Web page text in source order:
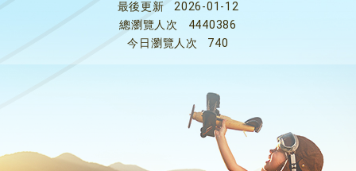
最後更新
2026-01-12
總瀏覽人次
4440386
今日瀏覽人次
740